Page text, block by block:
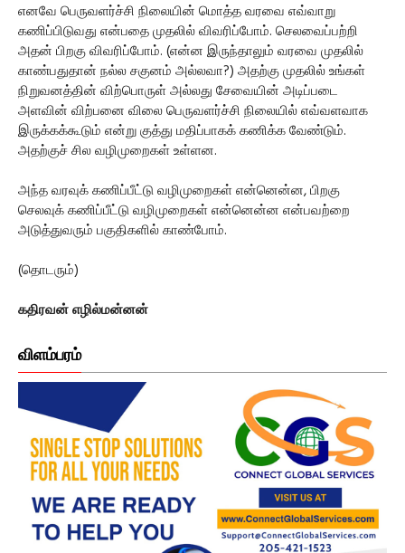
எனவே பெருவளர்ச்சி நிலையின் மொத்த வரவை எவ்வாறு
கணிப்பிடுவது என்பதை முதலில் விவரிப்போம். செலவைப்பற்றி
அதன் பிறகு விவரிப்போம். (என்ன இருந்தாலும் வரவை முதலில்
காண்பதுதான் நல்ல சகுனம் அல்லவா?) அதற்கு முதலில் உங்கள்
நிறுவனத்தின் விற்பொருள் அல்லது சேவையின் அடிப்படை
அளவின் விற்பனை விலை பெருவளர்ச்சி நிலையில் எவ்வளவாக
இருக்கக்கூடும் என்று குத்து மதிப்பாகக் கணிக்க வேண்டும்.
அதற்குச் சில வழிமுறைகள் உள்ளன.
அந்த வரவுக் கணிப்பீட்டு வழிமுறைகள் என்னென்ன, பிறகு
செலவுக் கணிப்பீட்டு வழிமுறைகள் என்னென்ன என்பவற்றை
அடுத்துவரும் பகுதிகளில் காண்போம்.
(தொடரும்)
கதிரவன் எழில்மன்னன்
விளம்பரம்